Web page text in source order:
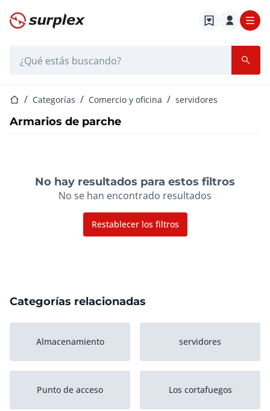
Página de inicio
Página de inicio
Categorías Comercio y oficina servidores
Armarios de parche
No hay resultados para estos filtros
No se han encontrado resultados
Restablecer los filtros
Categorías relacionadas
Almacenamiento servidores
Punto de acceso Los cortafuegos